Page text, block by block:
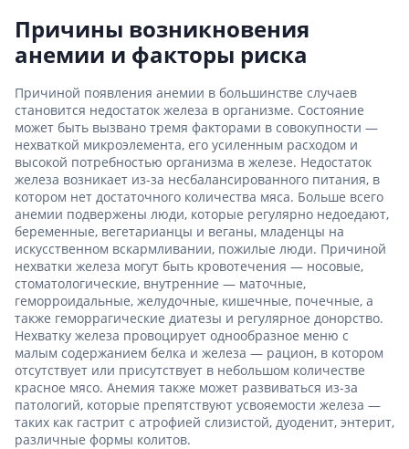
Причины возникновения
анемии и факторы риска
Причиной появления анемии в большинстве случаев
становится недостаток железа в организме. Состояние
может быть вызвано тремя факторами в совокупности —
нехваткой микроэлемента, его усиленным расходом и
высокой потребностью организма в железе. Недостаток
железа возникает из-за несбалансированного питания, в
котором нет достаточного количества мяса. Больше всего
анемии подвержены люди, которые регулярно недоедают,
беременные, вегетарианцы и веганы, младенцы на
искусственном вскармливании, пожилые люди. Причиной
нехватки железа могут быть кровотечения — носовые,
стоматологические, внутренние — маточные,
геморроидальные, желудочные, кишечные, почечные, а
также геморрагические диатезы и регулярное донорство.
Нехватку железа провоцирует однообразное меню с
малым содержанием белка и железа — рацион, в котором
отсутствует или присутствует в небольшом количестве
красное мясо. Анемия также может развиваться из-за
патологий, которые препятствуют усвояемости железа —
таких как гастрит с атрофией слизистой, дуоденит, энтерит,
различные формы колитов.